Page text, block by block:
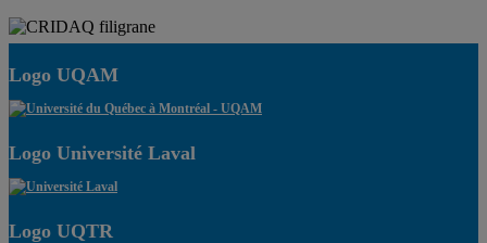
Logo UQAM
Logo Université Laval
Logo UQTR